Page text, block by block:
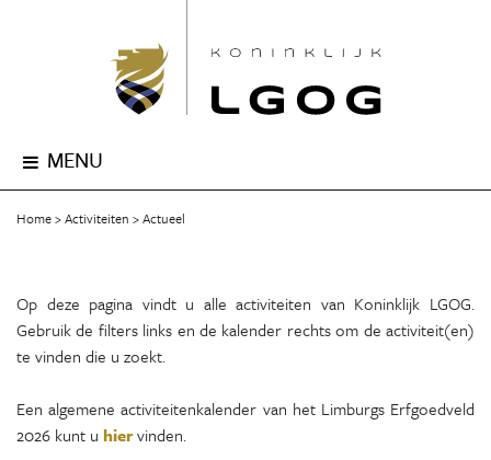
MENU
Home Activiteiten Actueel
Op deze pagina vindt u alle activiteiten van Koninklijk LGOG.
Gebruik de filters links en de kalender rechts om de activiteit(en)
te vinden die u zoekt.
Een algemene activiteitenkalender van het Limburgs Erfgoedveld
2026 kunt u hiervinden.